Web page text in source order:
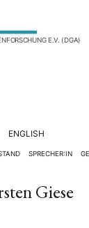
E.V. (DGA)
ENGLISH
SPRECHER:IN
Giese